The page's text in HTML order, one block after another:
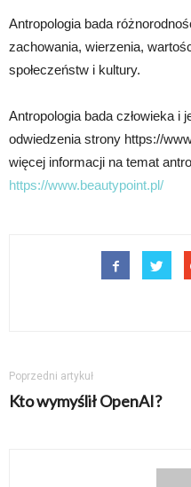
Antropologia bada
zachowania, wierzenia,
społeczeństw i kultury.
Antropologia bada człowieka i
odwiedzenia strony https://
więcej informacji na temat
https://www.beautypoint.pl/
Poprzedni artykuł
Kto wymyślił OpenAI?